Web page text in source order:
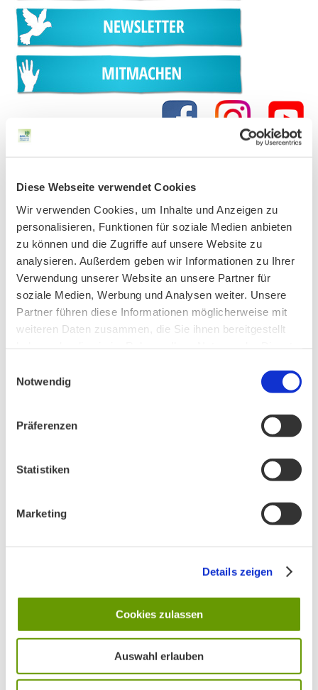
Diese Webseite verwendet Cookies
Wir verwenden Cookies, um Inhalte und Anzeigen zu
personalisieren, Funktionen für soziale Medien anbieten
zu können und die Zugriffe auf unsere Website zu
analysieren. Außerdem geben wir Informationen zu Ihrer
Verwendung unserer Website an unsere Partner für
soziale Medien, Werbung und Analysen weiter. Unsere
Partner führen diese Informationen möglicherweise mit
weiteren Daten zusammen, die Sie ihnen bereitgestellt
Notwendig
Präferenzen
Statistiken
Marketing
Details zeigen
Cookies zulassen
Auswahl erlauben
AKTUELLES
Unser Vorstand wurde neu gewählt
PHONSTUDIO Sendung Juli 2026
Neue Bio Genusstour
Ankündigung Jahres-Mitgliederversammlung
2026
PHONSTUDIO Sendung Juni 2026
AKTIV IN STADT UND LANDKREIS MÜNCHEN: